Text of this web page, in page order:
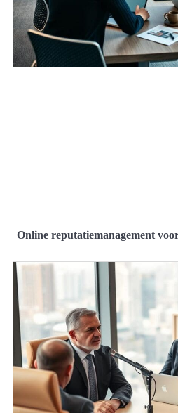
Online reputatiemanagement